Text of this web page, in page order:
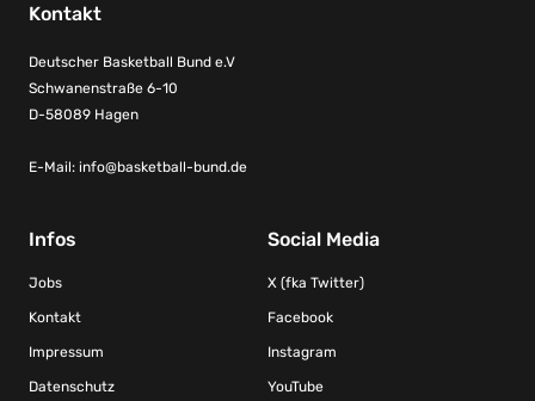
Kontakt
Deutscher Basketball Bund e.V
Schwanenstraße 6-10
D-58089 Hagen
E-Mail: info@basketball-bund.de
Infos
Jobs
Kontakt
Impressum
Datenschutz
Social Media
X (fka Twitter)
Facebook
Instagram
YouTube